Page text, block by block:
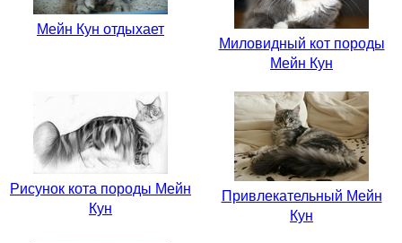
Мейн Кун отдыхает
Миловидный кот породы
Мейн Кун
Рисунок кота породы Мейн
Кун
Привлекательный Мейн
Кун